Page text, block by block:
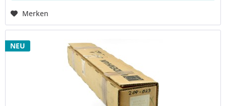
Merken
NEU